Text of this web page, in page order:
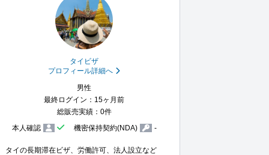
タイビザ
プロフィール詳細へ
男性
最終ログイン：15ヶ月前
総販売実績：0件
本人確認
機密保持契約(NDA) -
タイの長期滞在ビザ、労働許可、法人設立など